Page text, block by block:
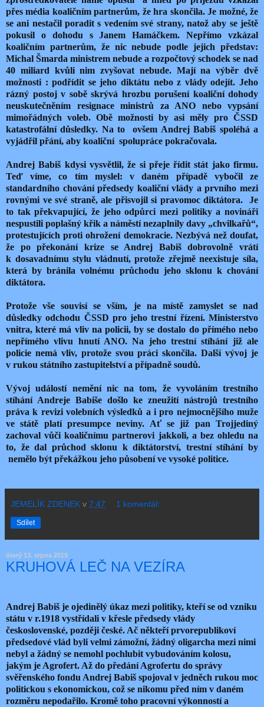
přes média koaličním partnerům, že hra skončila. Je možné, že
se ani nestačil poradit s vedením své strany, natož aby se ještě
pokusil o dohodu s Janem Hamáčkem. Nepřímo vzkázal
koaličním partnerům, že nic nebude podle jejich představ:
Michal Šmarda ministrem nebude a rozpočtový schodek se nad
40 miliard kvůli nim zvyšovat nebude. Mají na výběr dvě
možnosti : podřídit se jeho diktátu nebo z vlády odejít. Jeho
rázný postoj v sobě skrývá hrozbu porušení koaliční dohody
neuskutečněním resignace ministrů za ANO nebo vypsání
mimořádných voleb. Obě možnosti by asi měly pro ČSSD
katastrofální důsledky. Na to
ovšem Andrej Babiš spoléhá a
vyjádřil přání, aby koaliční spolupráce pokračovala.
Andrej Babiš kdysi vysvětlil, že si přeje řídit stát jako firmu.
Teď víme, co tím myslel: v daném případě vybočil ze
standardního chování předsedy koaliční vlády a prvního mezi
rovnými ve své straně, ale přisvojil si pravomoc diktátora.
Je
to tak překvapující, že jeho odpůrci mezi politiky a novináři
nespustili poplašný křik a náměstí nezaplnily davy „chvilkařů“,
protestujících proti ohrožení demokracie. Nezbývá než doufat,
že po překonání krize se Andrej Babiš dobrovolně vrátí
k dosavadnímu stylu vládnutí, protože zřejmě neexistuje síla,
která by bránila volnému průchodu jeho sklonu k chování
diktátora.
Protože vše souvisí se vším, je na místě zamyslet se nad
důsledky odchodu ČSSD pro jeho trestní řízení. Ministerstvo
vnitra, které má vliv na policii, by se dostalo do přímého nebo
nepřímého vlivu hnutí ANO. Na jeho trestní stíhání již ale
policie nemá vliv, protože svou práci skončila. Další vývoj je
v rukou státního zastupitelství a případně soudů.
Vývoj událostí nemění nic na tom, že vyvoláním trestního
stíhání Andreje Babiše došlo ke zneužití nástrojů trestního
práva k revizi volebních výsledků a i pro nejmocnějšího muže
ve státě platí presumpce neviny. Ať se již pan Trojjediný
zachoval vůči koaličnímu partnerovi jakkoli, a bez ohledu na
to, že dal průchod sklonu k diktátorství, trestní stíhání by
nemělo být překážkou jeho působení ve vysoké politice.
JEMELÍK ZDENEK v 7:47 1 komentář:
Sdílet
úterý 13. srpna 2019
KRUHOVÁ LEČ NA VEZÍRA
Andrej Babiš je ojedinělý úkaz mezi politiky, kteří se od vzniku
státu v r.1918 vystřídali v křesle předsedy vlády
československé, později české. Ač někteří prvorepublikoví
předsedové vlád byli velmi zámožní, žádný oligarcha mezi nimi
nebyl a žádný se nemohl pochlubit vybudováním kolosu,
jakým je Agrofert. Až do předání Agrofertu do správy
svěřenského fondu Andrej Babiš spojoval v jedněch rukou moc
politickou s ekonomickou, což se nikomu před ním v daném
rozměru nepodařilo. Kromě toho pracovní výkonností a